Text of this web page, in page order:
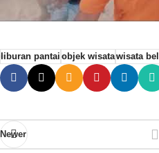
liburan pantai objek wisatawisata
Newer